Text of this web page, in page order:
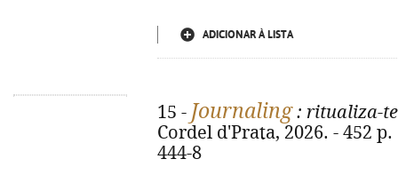
ADICIONAR À LISTA
15 - Journaling: ritualiza-te
Cordel d'Prata, 2026. - 452
444-8